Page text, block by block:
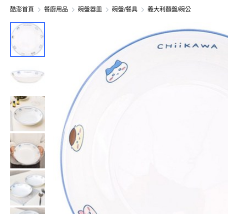
酷澎首頁 餐廚用品 碗盤器皿 碗盤/餐具 義大利麵盤/碗公